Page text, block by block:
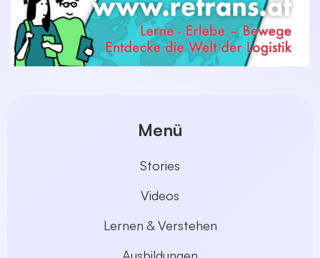
Menü
Stories
Videos
Lernen & Verstehen
Ausbildungen